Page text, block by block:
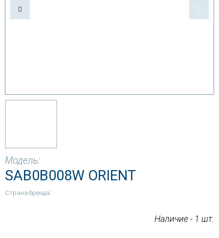
Модель:
SAB0B008W ORIENT
Страна бренда:
Наличие - 1 шт.